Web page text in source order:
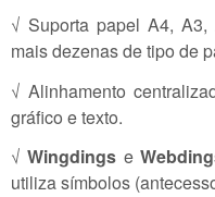
√ Suporta papel A4,
mais dezenas de tipo de
√ Alinhamento
gráfico e texto.
√Wingdings e
utiliza símbolos